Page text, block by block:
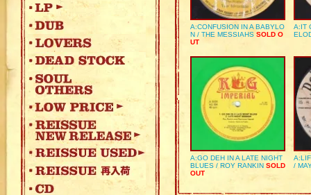
A:CONFUSION IN A BABYLO
N / THE MESSIAHS SOLD O
UT
A:IT
A:GO DEH IN A LATE NIGHT
BLUES / ROY RANKIN SOLD
OUT
/